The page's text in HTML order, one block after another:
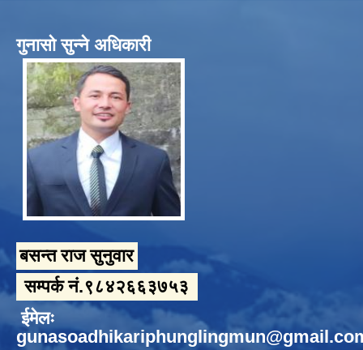
गुनासो सुन्ने अधिकारी
बसन्त राज सुनुवार
सम्पर्क नं.९८४२६६३७५३
ईमेलः